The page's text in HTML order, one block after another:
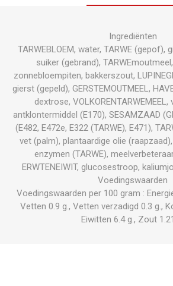
Ingrediënten
TARWEBLOEM, water, TARWE (gepof),
suiker (gebrand),
zonnebloempiten, bakkerszout,
gierst (gepeld), GERSTEMOUTMEEL,
dextrose,
antklontermiddel (E170), SESAMZAAD
(E482, E472e, E322 (TARWE), E471),
vet (palm), plantaardige olie
enzymen (TARWE),
ERWTENEIWIT, glucosestroop,
Voedingswaarden
Voedingswaarden per 100 gram :
Vetten 0.9 g., Vetten verzadigd 0.3 g.,
Eiwitten 6.4 g., Zout